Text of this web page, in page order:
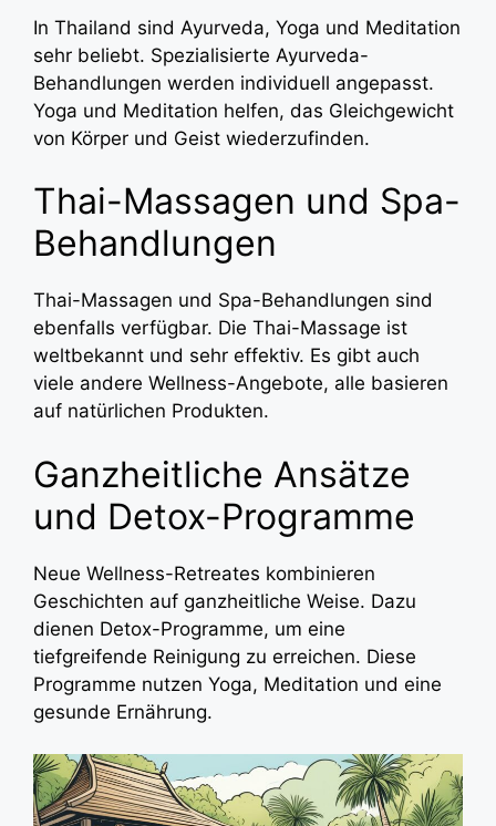
In Thailand sind Ayurveda, Yoga und Meditation
sehr beliebt. Spezialisierte Ayurveda-
Behandlungen werden individuell angepasst.
Yoga und Meditation helfen, das Gleichgewicht
von Körper und Geist wiederzufinden.
Thai-Massagen und Spa-
Behandlungen
Thai-Massagen und Spa-Behandlungen sind
ebenfalls verfügbar. Die Thai-Massage ist
weltbekannt und sehr effektiv. Es gibt auch
viele andere Wellness-Angebote, alle basieren
auf natürlichen Produkten.
Ganzheitliche Ansätze
und Detox-Programme
Neue Wellness-Retreates kombinieren
Geschichten auf ganzheitliche Weise. Dazu
dienen Detox-Programme, um eine
tiefgreifende Reinigung zu erreichen. Diese
Programme nutzen Yoga, Meditation und eine
gesunde Ernährung.